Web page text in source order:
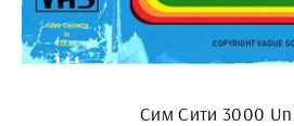
Сим Сити 3000